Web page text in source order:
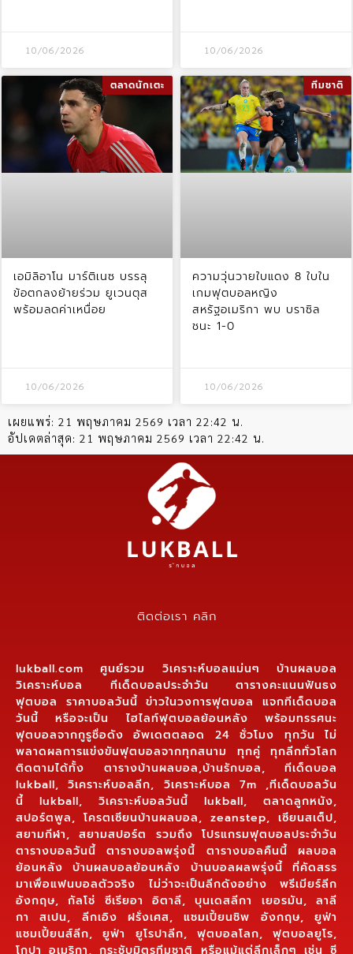
10/06/2026 10/06/2026
ตลาดนักเตะ
เอมิลิอาโน มาร์ติเนซ บรรลุ
ข้อตกลงย้ายร่วม ยูเวนตุส
พร้อมลดค่าเหนื่อย
10/06/2026
ทีมชาติ
ความวุ่นวายใบแดง 8 ใบใน
เกมฟุตบอลหญิง
สหรัฐอเมริกา พบ บราซิล
ชนะ 1-0
10/06/2026
เผยแพร่: 21 พฤษภาคม 2569 เวลา 22:42 น.
อัปเดตล่าสุด: 21 พฤษภาคม 2569 เวลา 22:42 น.
ติดต่อเรา คลิก
lukball.com ศูนย์รวม วิเคราะห์บอลแม่นๆ บ้านผลบอล
วิเคราะห์บอล ทีเด็ดบอลประจำวัน ตารางคะแนนฟันธง
ฟุตบอล ราคาบอลวันนี้ ข่าวในวงการฟุตบอล แจกทีเด็ดบอล
วันนี้ หรือจะเป็น ไฮไลท์ฟุตบอลย้อนหลัง พร้อมทรรศนะ
ฟุตบอลจากกูรูชื่อดัง อัพเดตตลอด 24 ชั่วโมง ทุกวัน ไม่
พลาดผลการแข่งขันฟุตบอลจากทุกสนาม ทุกคู่ ทุกลีกทั่วโลก
ติดตามได้ทั้ง ตารางบ้านผลบอล,บ้านรักบอล, ทีเด็ดบอล
lukball, วิเคราะห์บอลลีก, วิเคราะห์บอล 7m ,ทีเด็ดบอลวัน
นี้ lukball, วิเคราะห์บอลวันนี้ lukball, ตลาดลูกหนัง,
สปอร์ตพูล, โครตเซียนบ้านผลบอล, zeanstep, เซียนสเต็ป,
สยามกีฬา, สยามสปอร์ต รวมถึง โปรแกรมฟุตบอลประจำวัน
ตารางบอลวันนี้ ตารางบอลพรุ่งนี้ ตารางบอลคืนนี้ ผลบอล
ย้อนหลัง บ้านผลบอลย้อนหลัง บ้านบอลผลพรุ่งนี้ ที่คัดสรร
มาเพื่อแฟนบอลตัวจริง ไม่ว่าจะเป็นลีกดังอย่าง พรีเมียร์ลีก
อังกฤษ, กัลโช่ ซีเรียอา อิตาลี, บุนเดสลีกา เยอรมัน, ลาลี
กา สเปน, ลีกเอิง ฝรั่งเศส, แชมเปี้ยนชิพ อังกฤษ, ยูฟ่า
แชมเปี้ยนส์ลีก, ยูฟ่า ยูโรปาลีก, ฟุตบอลโลก, ฟุตบอลยูโร,
โกปา อเมริกา, กระชับมิตรทีมชาติ หรือแม้แต่ลีกเล็กๆ เช่น ซี